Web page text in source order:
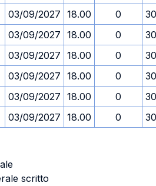
03/09/2027 18.00 0
03/09/2027 18.00 0
03/09/2027 18.00 0
03/09/2027 18.00 0
03/09/2027 18.00 0
03/09/2027 18.00 0
scritto